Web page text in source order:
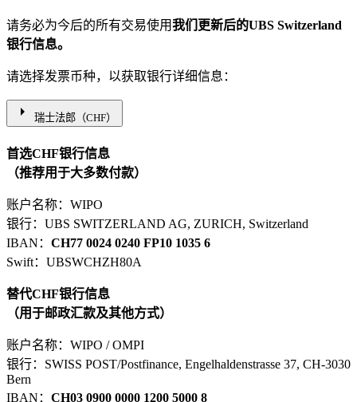
请务必为今后的所有交易使用我们更新后的UBS Switzerland
银行信息。
请选择发票币种，以获取银行详细信息：
arrow_right 瑞士法郎（CHF）
首选CHF银行信息
（推荐用于大多数付款）
账户名称：WIPO
银行：UBS SWITZERLAND AG, ZURICH, Switzerland
IBAN： CH77 0024 0240 FP10 1035 6
Swift：UBSWCHZH80A
替代CHF银行信息
（用于邮政汇款及其他方式）
账户名称：WIPO / OMPI
银行：SWISS POST/Postfinance, Engelhaldenstrasse 37, CH-3030
Bern
IBAN： CH03 0900 0000 1200 5000 8